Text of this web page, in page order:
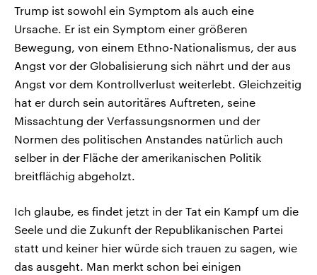
Trump ist sowohl ein Symptom als auch eine
Ursache. Er ist ein Symptom einer größeren
Bewegung, von einem Ethno-Nationalismus, der aus
Angst vor der Globalisierung sich nährt und der aus
Angst vor dem Kontrollverlust weiterlebt. Gleichzeitig
hat er durch sein autoritäres Auftreten, seine
Missachtung der Verfassungsnormen und der
Normen des politischen Anstandes natürlich auch
selber in der Fläche der amerikanischen Politik
breitflächig abgeholzt.
Ich glaube, es findet jetzt in der Tat ein Kampf um die
Seele und die Zukunft der Republikanischen Partei
statt und keiner hier würde sich trauen zu sagen, wie
das ausgeht. Man merkt schon bei einigen